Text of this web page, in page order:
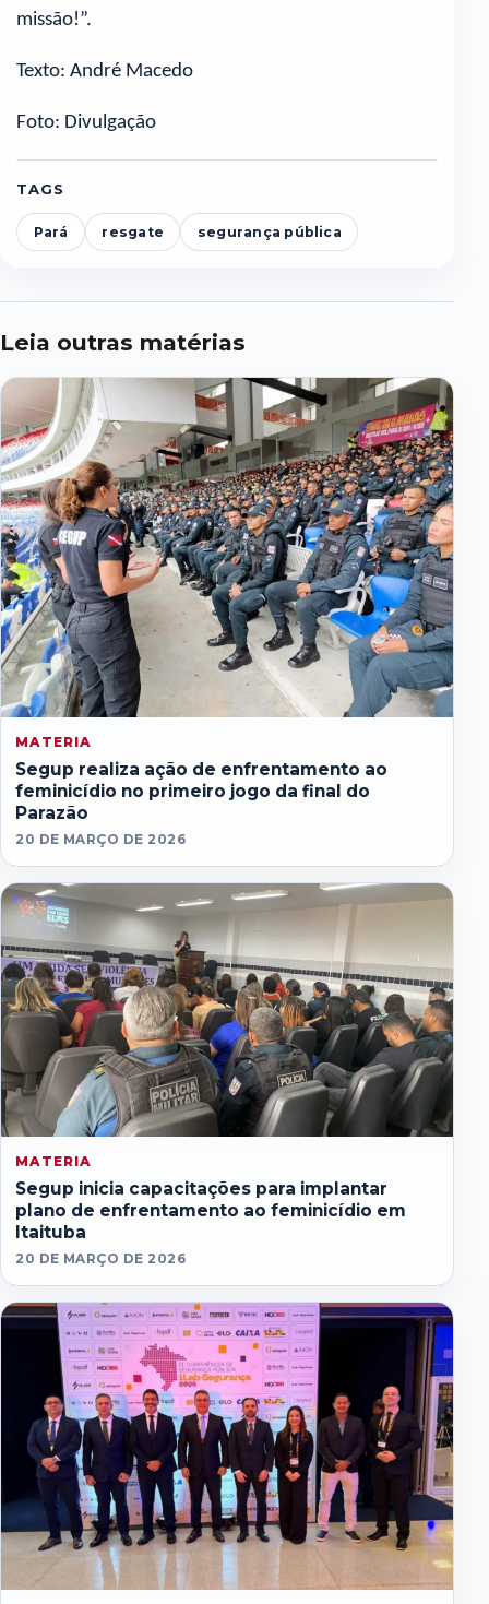
missão!”.
Texto: André Macedo
Foto: Divulgação
TAGS
Pará resgate segurança pública
Leia outras matérias
MATERIA
Segup realiza ação de enfrentamento ao
feminicídio no primeiro jogo da final do
Parazão
20 DE MARÇO DE 2026
MATERIA
Segup inicia capacitações para implantar
plano de enfrentamento ao feminicídio em
Itaituba
20 DE MARÇO DE 2026